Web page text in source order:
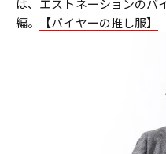
は、エストネーションのバ
編。
【バイヤーの推し服】